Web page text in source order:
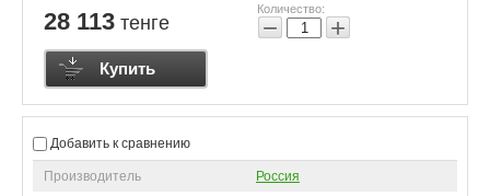
28 113 тенге
Количество:
− +
Купить
Добавить к сравнению
Производитель
Россия